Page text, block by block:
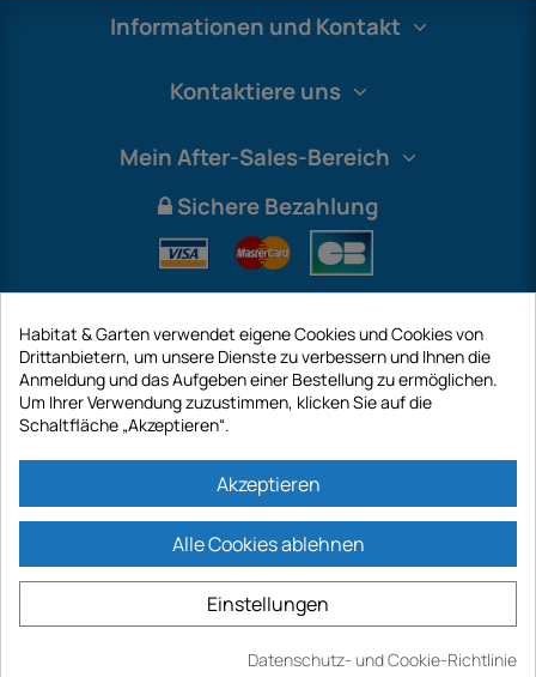
Informationen und Kontakt
Kontaktiere uns
Mein After-Sales-Bereich
Sichere Bezahlung
International
einem Kapital von 187 203,29 €, 32 Rue de Paradis - PARIS 75010
(FRANKREICH). GECODIS.SA wurde am 11.04.1998 gegründet und ist eine
Tochtergesellschaft der ODAYA ​​HOLDING mit einem Kapital von 2.750.640,00
EURO.
Habitat & Garten verwendet eigene Cookies und Cookies von
Drittanbietern, um unsere Dienste zu verbessern und Ihnen die
Anmeldung und das Aufgeben einer Bestellung zu ermöglichen.
Um Ihrer Verwendung zuzustimmen, klicken Sie auf die
Schaltfläche „Akzeptieren“.
Akzeptieren
Alle Cookies ablehnen
Einstellungen
Datenschutz- und Cookie-Richtlinie